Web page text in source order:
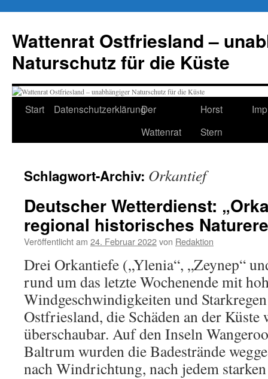
springen
Wattenrat Ostfriesland –
Naturschutz für die Küste
Start DatenschutzerklärungDer
Wattenrat
Horst
Stern
Schlagwort-Archiv: Orkantief
Deutscher Wetterdienst:
regional historisches
Veröffentlicht am 24. Februar 2022von Redaktion
Drei Orkantiefe („Ylenia“, „Zeynep“
rund um das letzte Wochenende mit
Windgeschwindigkeiten und
Ostfriesland, die Schäden an der Küste
überschaubar. Auf den Inseln
Baltrum wurden die Badestrände
nach Windrichtung, nach jedem